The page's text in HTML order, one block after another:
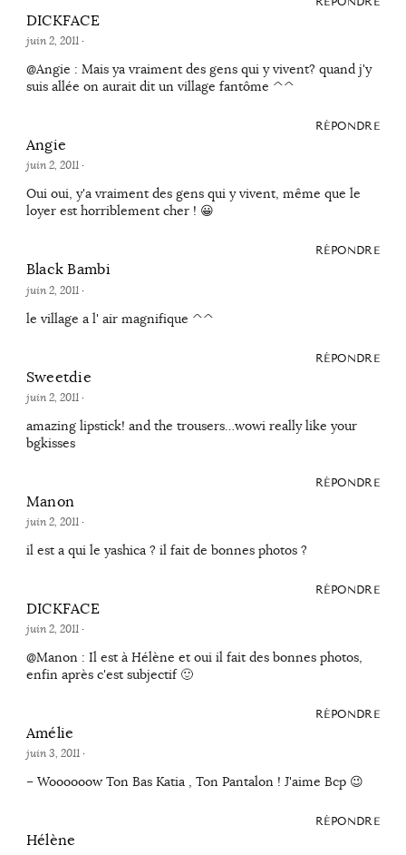
DICKFACE
juin 2, 2011·
@Angie : Mais ya vraiment des gens qui y vivent? quand j'y
suis allée on aurait dit un village fantôme ^^
RÉPONDRE
Angie
juin 2, 2011·
Oui oui, y'a vraiment des gens qui y vivent, même que le
loyer est horriblement cher ! 😀
RÉPONDRE
Black Bambi
juin 2, 2011·
le village a l' air magnifique ^^
RÉPONDRE
Sweetdie
juin 2, 2011·
amazing lipstick! and the trousers…wowi really like your
bgkisses
RÉPONDRE
Manon
juin 2, 2011·
il est a qui le yashica ? il fait de bonnes photos ?
RÉPONDRE
DICKFACE
juin 2, 2011·
@Manon : Il est à Hélène et oui il fait des bonnes photos,
enfin après c'est subjectif 🙂
RÉPONDRE
Amélie
juin 3, 2011·
– Woooooow Ton Bas Katia , Ton Pantalon ! J'aime Bcp 😉
RÉPONDRE
Hélène